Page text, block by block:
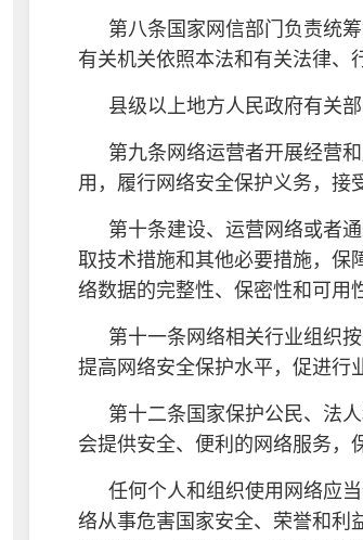
第八条国家网信部门负责统
有关机关依照本法和有关法律、
县级以上地方人民政府有关
第九条网络运营者开展经营
用，履行网络安全保护义务，接
第十条建设、运营网络或者
取技术措施和其他必要措施，保
络数据的完整性、保密性和可用
第十一条网络相关行业组织
提高网络安全保护水平，促进行
第十二条国家保护公民、法
会提供安全、便利的网络服务，
任何个人和组织使用网络应
络从事危害国家安全、荣誉和利